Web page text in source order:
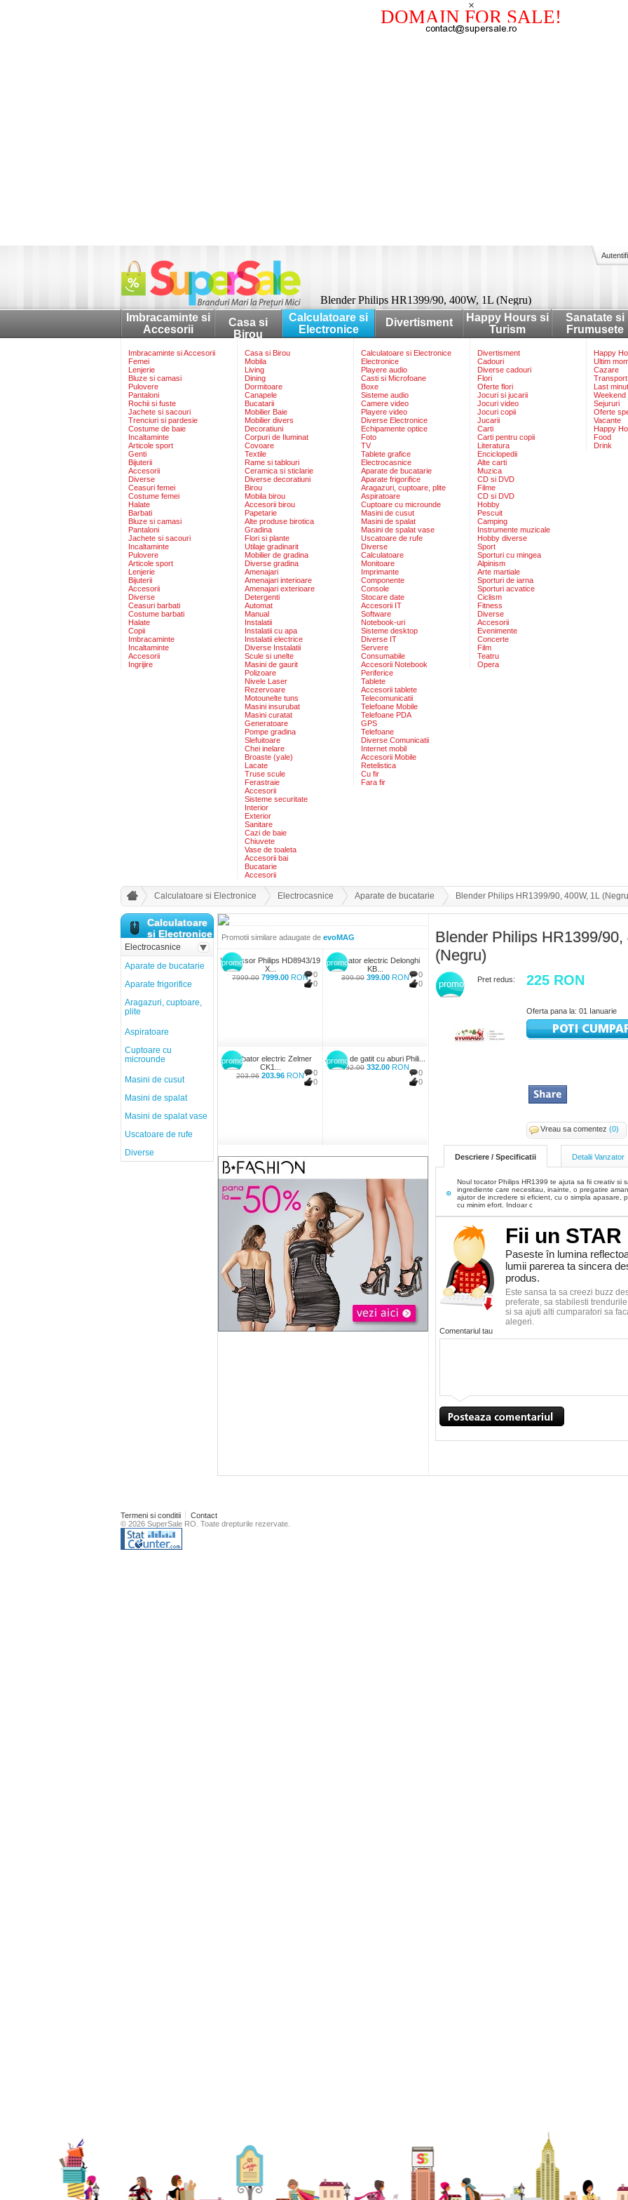
×
DOMAIN FOR SALE!
Blender Philips HR1399/90, 400W, 1L (Negru)
Imbracaminte si
Accesorii
Casa si
Birou
Calculatoare si
Electronice
Divertisment
Happy Hours si
Turism
Sanatate si
Frumusete
Imbracaminte si Accesorii
Femei
Lenjerie
Bluze si camasi
Pulovere
Pantaloni
Rochii si fuste
Jachete si sacouri
Trenciuri si pardesie
Costume de baie
Incaltaminte
Articole sport
Genti
Bijuterii
Accesorii
Diverse
Ceasuri femei
Costume femei
Halate
Barbati
Bluze si camasi
Pantaloni
Jachete si sacouri
Incaltaminte
Pulovere
Articole sport
Lenjerie
Bijuterii
Accesorii
Diverse
Ceasuri barbati
Costume barbati
Halate
Copii
Imbracaminte
Incaltaminte
Accesorii
Ingrijire
Casa si Birou
Mobila
Living
Dining
Dormitoare
Canapele
Bucatarii
Mobilier Baie
Mobilier divers
Decoratiuni
Corpuri de Iluminat
Covoare
Textile
Rame si tablouri
Ceramica si sticlarie
Diverse decoratiuni
Birou
Mobila birou
Accesorii birou
Papetarie
Alte produse birotica
Gradina
Flori si plante
Utilaje gradinarit
Mobilier de gradina
Diverse gradina
Amenajari
Amenajari interioare
Amenajari exterioare
Detergenti
Automat
Manual
Instalatii
Instalatii cu apa
Instalatii electrice
Diverse Instalatii
Scule si unelte
Masini de gaurit
Polizoare
Nivele Laser
Rezervoare
Motounelte tuns
Masini insurubat
Masini curatat
Generatoare
Pompe gradina
Slefuitoare
Chei inelare
Broaste (yale)
Lacate
Truse scule
Ferastraie
Accesorii
Sisteme securitate
Interior
Exterior
Sanitare
Cazi de baie
Chiuvete
Vase de toaleta
Accesorii bai
Bucatarie
Accesorii
Calculatoare si Electronice
Electronice
Playere audio
Casti si Microfoane
Boxe
Sisteme audio
Camere video
Playere video
Diverse Electronice
Echipamente optice
Foto
TV
Tablete grafice
Electrocasnice
Aparate de bucatarie
Aparate frigorifice
Aragazuri, cuptoare, plite
Aspiratoare
Cuptoare cu microunde
Masini de cusut
Masini de spalat
Masini de spalat vase
Uscatoare de rufe
Diverse
Calculatoare
Monitoare
Imprimante
Componente
Console
Stocare date
Accesorii IT
Software
Notebook-uri
Sisteme desktop
Diverse IT
Servere
Consumabile
Accesorii Notebook
Periferice
Tablete
Accesorii tablete
Telecomunicatii
Telefoane Mobile
Telefoane PDA
GPS
Telefoane
Diverse Comunicatii
Internet mobil
Accesorii Mobile
Retelistica
Cu fir
Fara fir
Divertisment
Cadouri
Diverse cadouri
Flori
Oferte flori
Jocuri si jucarii
Jocuri video
Jocuri copii
Jucarii
Carti
Carti pentru copii
Literatura
Enciclopedii
Alte carti
Muzica
CD si DVD
Filme
CD si DVD
Hobby
Pescuit
Camping
Instrumente muzicale
Hobby diverse
Sport
Sporturi cu mingea
Alpinism
Arte martiale
Sporturi de iarna
Sporturi acvatice
Ciclism
Fitness
Diverse
Accesorii
Evenimente
Concerte
Film
Teatru
Opera
Happy
Ultim
Cazare
Transport
Last
Weekend
Sejururi
Oferte
Vacante
Happy
Food
Drink
Calculatoare si Electronice Electrocasnice Aparate de bucatarie Blender Philips HR1399/90, 400W, 1L
Promotii similare adaugate de evoMAG
promo
0
0
Espressor Philips HD8943/19
X...
7999.00 7999.00 RON
promo
0
0
Fierbator electric Delonghi
KB...
399.00 399.00 RON
promo
0
0
Fierbator electric Zelmer
CK1...
203.96 203.96 RON
promo
0
0
Aparat de gatit cu aburi Phili...
332.00 332.00 RON
Blender Philips HR1399/90,
(Negru)
promo Pret redus: 225 RON
Oferta pana la: 01 Ianuarie
Vreau sa comentez (0)
Descriere / Specificatii
Noul tocator Philips HR1399 te ajuta sa fii creativ si
ingrediente care necesitau, inainte, o pregatire
ajutor de incredere si eficient, cu o simpla apasare,
cu minim efort. Indoar c
Detalii Vanzator
Fii un STAR
Paseste în lumina
lumii parerea ta sincera
produs.
Este sansa ta sa creezi buzz
preferate, sa stabilesti
si sa ajuti alti cumparatori sa
alegeri.
Comentariul tau
Calculatoare
si Electronice
Electrocasnice
Aparate de bucatarie
Aparate frigorifice
Aragazuri, cuptoare,
plite
Aspiratoare
Cuptoare cu
microunde
Masini de cusut
Masini de spalat
Masini de spalat vase
Uscatoare de rufe
Diverse
Termeni si conditii
Contact
© 2026 SuperSale RO. Toate drepturile rezervate.